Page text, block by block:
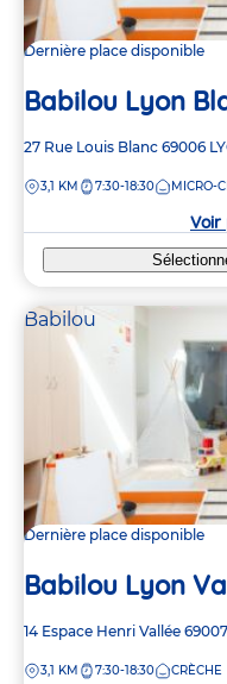
Dernière place disponible
Babilou Lyon
Adresse
la
27 Rue Louis Blanc 69006
DISTANCE
3,1 KM 7:30-18:30 MICRO-
Voir
Babilou
Dernière place disponible
Babilou Lyon
Adresse
la
14 Espace Henri Vallée 69007
DISTANCE
3,1 KM 7:30-18:30 CRÈCHE